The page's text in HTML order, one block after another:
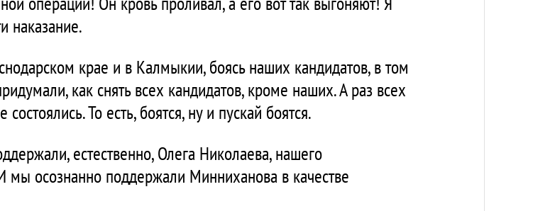
наказание.
крае и в Калмыкии, боясь наших кандидатов, в том
как снять всех кандидатов, кроме наших. А раз всех
То есть, боятся, ну и пускай боятся.
естественно, Олега Николаева, нашего
мы осознанно поддержали Минниханова в качестве